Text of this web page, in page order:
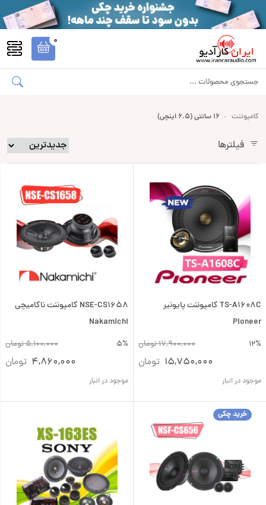
0
کامپوننت 16 سانتی (6.5 اینچی)
فیلترها
TS-A1608C کامپوننت پایونیر
Pioneer
12%
17,900,000تومان
15,750,000 تومان
موجود در انبار
NSE-CS1658 کامپوننت ناکامیچی
Nakamichi
5%
5,100,000تومان
4,860,000 تومان
موجود در انبار
خرید چکی